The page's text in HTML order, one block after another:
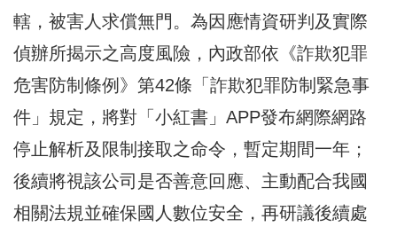
轄，被害人求償無門。為因應情資研判及實際
偵辦所揭示之高度風險，內政部依《詐欺犯罪
危害防制條例》第42條「詐欺犯罪防制緊急事
件」規定，將對「小紅書」APP發布網際網路
停止解析及限制接取之命令，暫定期間一年；
後續將視該公司是否善意回應、主動配合我國
相關法規並確保國人數位安全，再研議後續處